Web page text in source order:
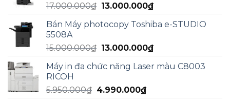
17.000.000₫ Giá
là:
13.000.000₫Giá
tại
13.000.000₫.
Bán Máy photocopy Toshiba e-STUDIO
5508A
15.000.000₫ Giá
là:
13.000.000₫Giá
tại
Máy in đa chức năng Laser màu C8003
RICOH
5.950.000₫ Giá
4.990.000₫Giá